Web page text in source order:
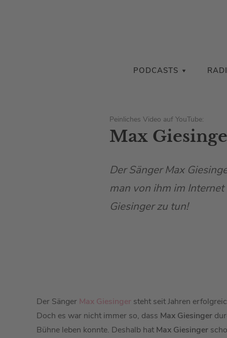
PODCASTS
Peinliches Video auf YouTube:
Max
Der Sänger Max
man von ihm im
Giesinger zu tun!
Der Sänger Max Giesinger steht seit Jahren
Doch es war nicht immer so, dass Max Giesinger
Bühne leben konnte. Deshalb hat Max Giesinger